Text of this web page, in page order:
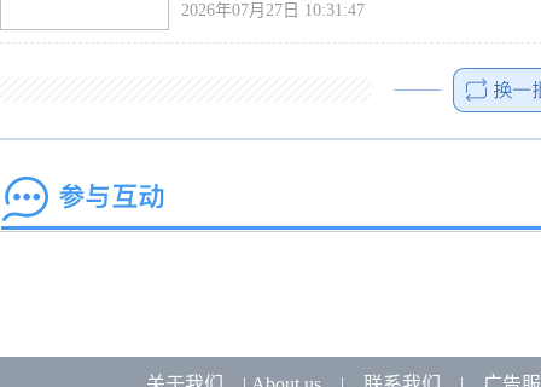
2026年07月27日 10:31:47